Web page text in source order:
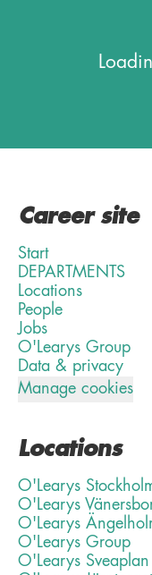
Career site
Start
DEPARTMENTS
Locations
People
Jobs
O'Learys Group
Data & privacy
Manage cookies
Locations
O'Learys
O'Learys
O'Learys
O'Learys Group
O'Learys Sveaplan